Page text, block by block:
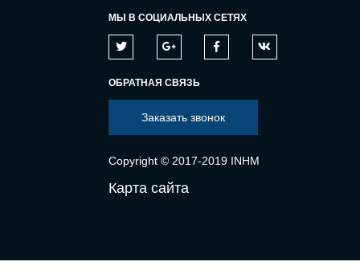
МЫ В СОЦИАЛЬНЫХ СЕТЯХ
ОБРАТНАЯ СВЯЗЬ
Заказать звонок
Copyright © 2017-2019 INHM
Карта сайта